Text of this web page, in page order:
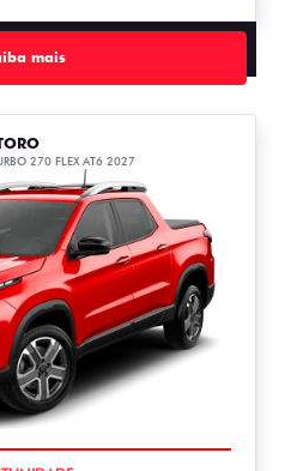
mais
270 FLEX AT6 2027